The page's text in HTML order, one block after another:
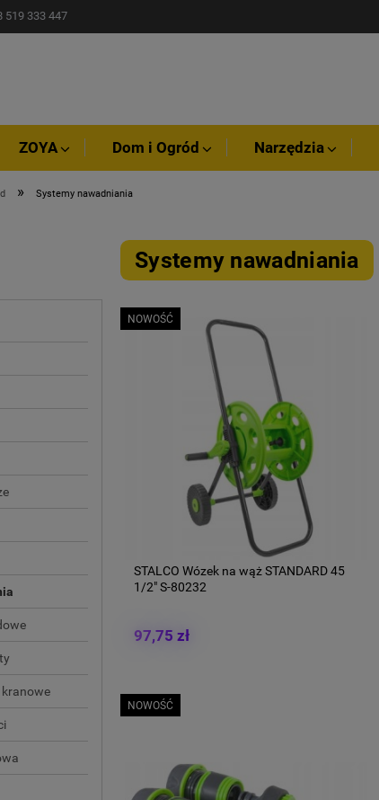
519 333 447
ZOYA Dom i Ogród Narzędzia
» Systemy nawadniania
kranowe
Systemy nawadniania
STALCO Wózek na wąż STANDARD 45
1/2" S-80232
97,75 zł
NOWOŚĆ
NOWOŚĆ